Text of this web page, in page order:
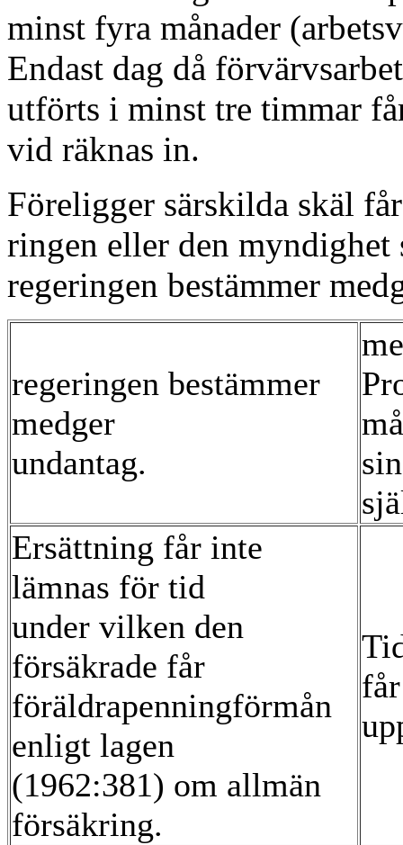
minst fyra månader
Endast dag då
utförts i minst tre timmar
vid räknas in.
Föreligger särskilda skäl
ringen eller den myndighet
regeringen bestämmer
regeringen bestämmer
medger
undantag.
Ersättning får inte
lämnas för tid
under vilken den
försäkrade får
föräldrapenningförmån
enligt lagen
(1962:381) om allmän
försäkring.